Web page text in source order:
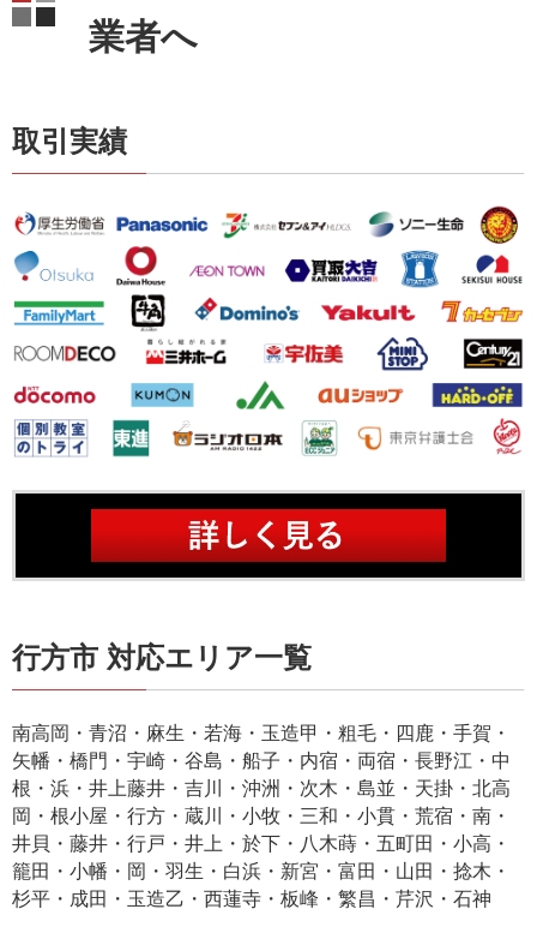
業者へ
取引実績
行方市 対応エリア一覧
南高岡・青沼・麻生・若海・玉造甲・粗毛・四鹿・手賀・
矢幡・橋門・宇崎・谷島・船子・内宿・両宿・長野江・中
根・浜・井上藤井・吉川・沖洲・次木・島並・天掛・北高
岡・根小屋・行方・蔵川・小牧・三和・小貫・荒宿・南・
井貝・藤井・行戸・井上・於下・八木蒔・五町田・小高・
籠田・小幡・岡・羽生・白浜・新宮・富田・山田・捻木・
杉平・成田・玉造乙・西蓮寺・板峰・繁昌・芹沢・石神